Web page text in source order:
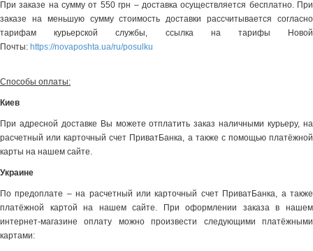
При заказе на сумму от 550 грн – доставка осуществляется бесплатно. При
заказе на меньшую сумму стоимость доставки рассчитывается согласно
тарифам курьерской службы, ссылка на тарифы Новой
Почты: https://novaposhta.ua/ru/posulku
Способы оплаты:
Киев
При адресной доставке Вы можете отплатить заказ наличными курьеру, на
расчетный или карточный счет ПриватБанка, а также с помощью платёжной
карты на нашем сайте.
Украине
По предоплате – на расчетный или карточный счет ПриватБанка, а также
платёжной картой на нашем сайте. При оформлении заказа в нашем
интернет-магазине оплату можно произвести следующими платёжными
картами: